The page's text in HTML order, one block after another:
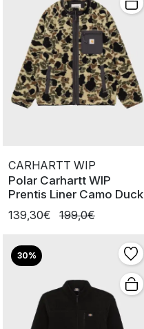
CARHARTT WIP
Polar Carhartt WIP
Prentis Liner Camo Duck
139,30€
199,0€
30%